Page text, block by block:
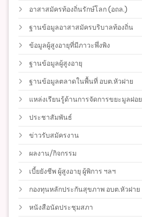
อาสาสมัครท้องถิ่นรักษ์โลก (อถล.)
ฐานข้อมูลอาสาสมัครบริบาลท้องถิ่น
ข้อมูลผู้สูงอายุที่มีภาวะพึ่งพิง
ฐานข้อมูลผู้สูงอายุ
ฐานข้อมูลตลาดในพื้นที่ อบต.หัวฝาย
แหล่งเรียนรู้ด้านการจัดการขยะมูลฝอย
ประชาสัมพันธ์
ข่าวรับสมัครงาน
ผลงาน/กิจกรรม
เบี้ยยังชีพ ผู้สูงอายุ ผู้พิการ ฯลฯ
กองทุนหลักประกันสุขภาพ อบต.หัวฝาย
หนังสือนัดประชุมสภา